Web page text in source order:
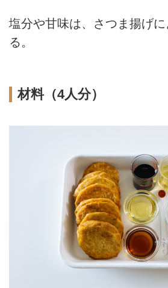
塩分や甘味は、さつま揚げ
る。
材料（4人分）